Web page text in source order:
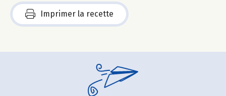
Imprimer la recette